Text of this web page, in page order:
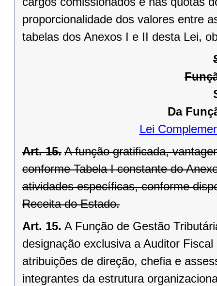
proporcionalidade dos valores entre
tabelas dos Anexos I e II desta Lei,
Da Função de
Lei
Art. 15. A função gratificada,
conforme Tabela I constante do
atividades específicas, conforme
Receita do Estado.
Art. 15. A Função de Gestão
designação exclusiva a Auditor
atribuições de direção, chefia e
integrantes da estrutura